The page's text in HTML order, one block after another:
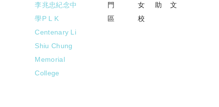
李兆忠紀念中
學P L K
Centenary Li
Shiu Chung
Memorial
College
門
區
女
校
助
文